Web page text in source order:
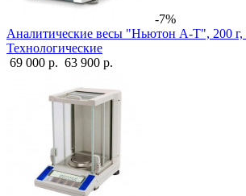
-7%
Аналитические весы "Ньютон А-Т", 200 г,
Технологические
69 000 р. 63 900 р.